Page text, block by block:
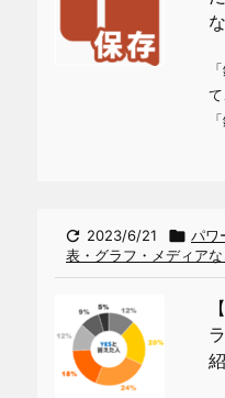
て
 2023/6/21  パワ
表・グラフ・メディア